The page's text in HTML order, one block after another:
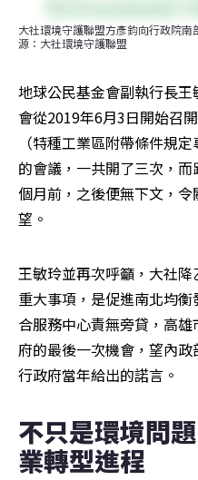
大社環境守護聯盟方彥鈞向行政院
源：大社環境守護聯盟
地球公民基金會副執行長
會從2019年6月3日開始召
（特種工業區附帶條件規
的會議，一共開了三次，
個月前，之後便無下文，
望。
王敏玲並再次呼籲，大社
重大事項，是促進南北均
合服務中心責無旁貸，高
府的最後一次機會，望內
行政府當年給出的諾言。
不只是環境問
業轉型進程